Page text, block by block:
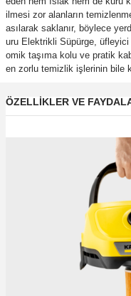
ilmesi zor alanların
asılarak saklanır, böylece
uru Elektrikli Süpürge,
omik taşıma kolu ve pratik
en zorlu temizlik işlerinin bile
ÖZELLİKLER VE